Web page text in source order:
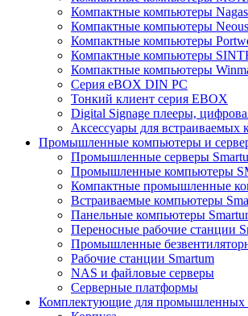
Компактные компьютеры
Компактные компьютеры
Компактные компьютеры
Компактные компьютеры
Компактные компьютеры
Серия eBOX DIN PC
Тонкий клиент серия EBOX
Digital Signage плееры,
Аксессуары для встраиваемых
Промышленные компьютеры и
Промышленные серверы
Промышленные компьютеры
Компактные промышленные
Встраиваемые компьютеры
Панельные компьютеры
Переносные рабочие станции
Промышленные
Рабочие станции Smartum
NAS и файловые серверы
Серверные платформы
Комплектующие для промышленных